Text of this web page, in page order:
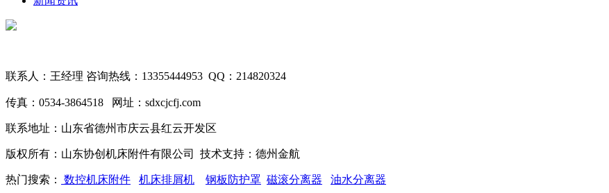
联系人：王经理 咨询热线：13355444953 QQ：214820324
传真：0534-3864518 网址：sdxcjcfj.com
联系地址：山东省德州市庆云县红云开发区
版权所有：山东协创机床附件有限公司 技术支持：德州金航
热门搜索： 数控机床附件 机床排屑机 钢板防护罩 磁滚分离器 油水分离器